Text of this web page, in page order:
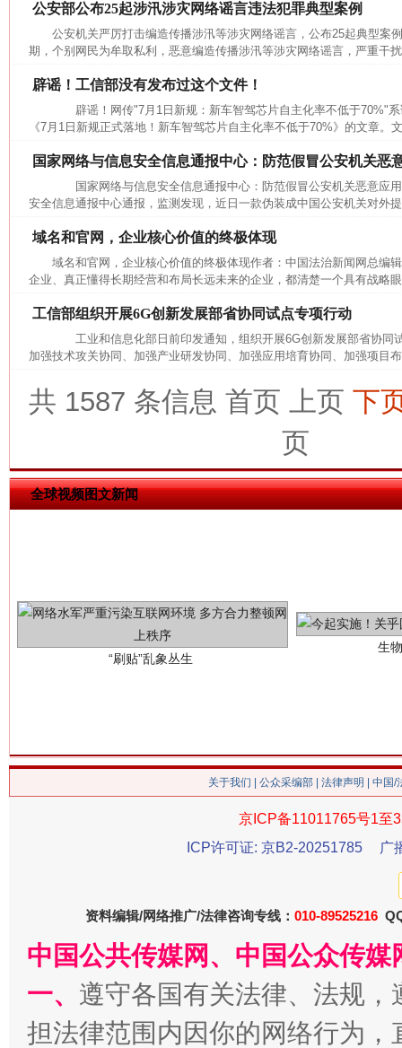
公安部公布25起涉汛涉灾网络谣言违法犯罪典型案例
公安机关严厉打击编造传播涉汛等涉灾网络谣言，公布25起典型
期，个别网民为牟取私利，恶意编造传播涉汛等涉灾网络谣言，严重干
辟谣！工信部没有发布过这个文件！
辟谣！网传"7月1日新规：新车智驾芯片自主化率不低于
《7月1日新规正式落地！新车智驾芯片自主化率不低于70%》的文章。
国家网络与信息安全信息通报中心：防范假冒公安机关恶
国家网络与信息安全信息通报中心：防范假冒公安机关恶意
安全信息通报中心通报，监测发现，近日一款伪装成中国公安机关对外
域名和官网，企业核心价值的终极体现
域名和官网，企业核心价值的终极体现作者：中国法治新闻网总
企业、真正懂得长期经营和布局长远未来的企业，都清楚一个具有战略
工信部组织开展6G创新发展部省协同试点专项行动
工业和信息化部日前印发通知，组织开展6G创新发展部省协同
加强技术攻关协同、加强产业研发协同、加强应用培育协同、加强项目
共 1587 条信息 首页 上页 下
页
全球视频图文新闻
在谋一域中谋全局
今
习近平的博鳌关键词
“刷贴”乱象丛生
生
关于我们 公众采编部 法律声明 | 中国
京ICP备11011765号1至
ICP许可证: 京B2-20251785
广
资料编辑/网络推广/法律咨询专线： 010-89525216
中国公共传媒网、中国公众传
一、 遵守各国有关法律、法规
担法律范围内因你的网络行为